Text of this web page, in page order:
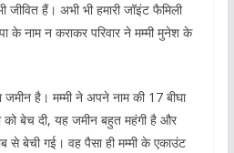
जीवित हैं। अभी भी हमारी जॉइंट फैमिली
के नाम न कराकर परिवार ने मम्मी मुनेश के
जमीन है। मम्मी ने अपने नाम की 17 बीघा
बेच दी, यह जमीन बहुत महंगी है और
से बेची गई। वह पैसा ही मम्मी के एकाउंट